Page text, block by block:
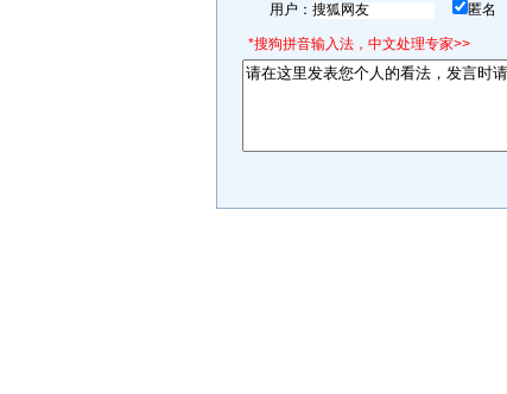
用户： 匿名
*搜狗拼音输入法，中文处理专家>>